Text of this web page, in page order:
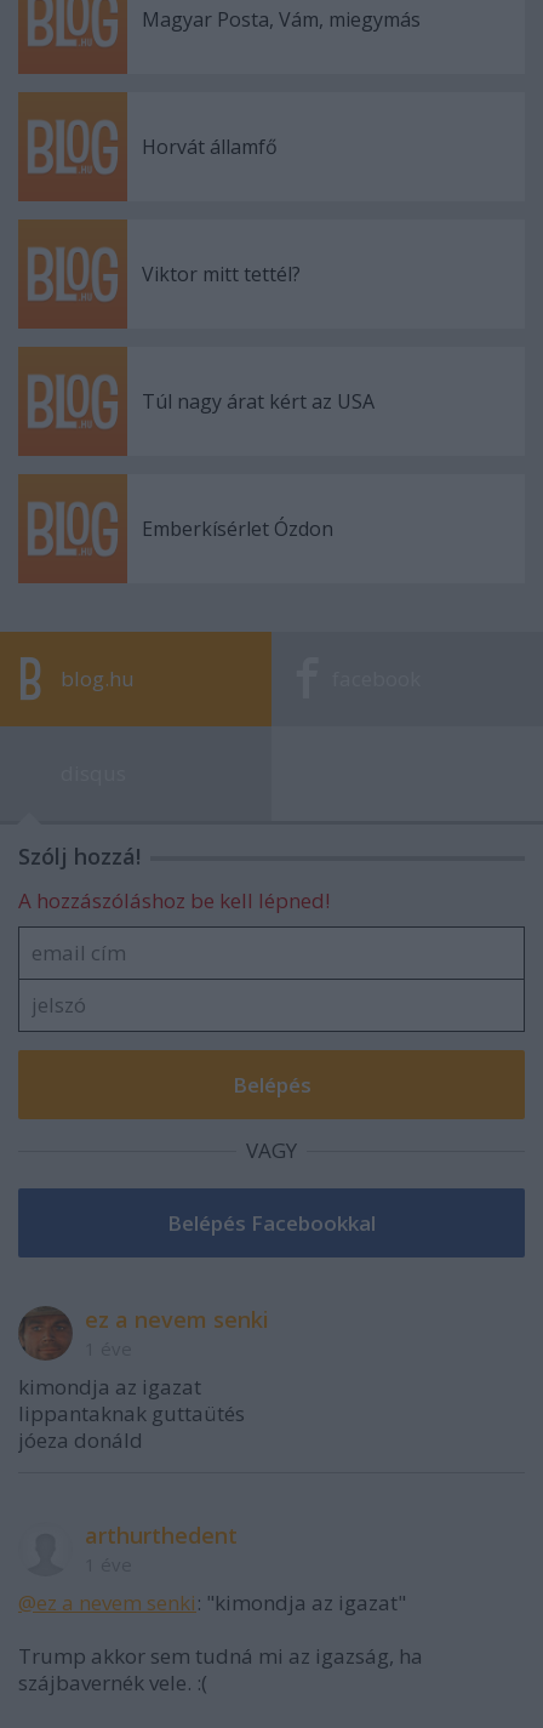
Magyar Posta, Vám, miegymás
Horvát államfő
Viktor mitt tettél?
Túl nagy árat kért az USA
Emberkísérlet Ózdon
blog.hu
Szólj hozzá!
A hozzászóláshoz be kell lépned!
VAGY
ez a nevem senki
kimondja az igazat
lippantaknak guttaütés
jóeza donáld
arthurthedent
@ez a nevem senki: "kimondja az igazat"
Trump akkor sem tudná mi az igazság, ha
szájbavernék vele. :(